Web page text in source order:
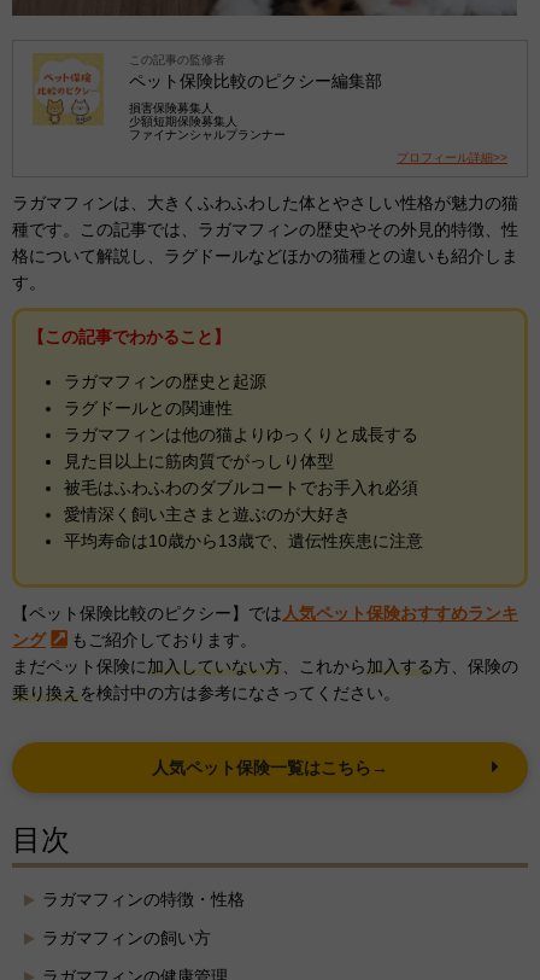
この記事の監修者
ペット保険比較のピクシー編集部
損害保険募集人
少額短期保険募集人
ファイナンシャルプランナー
プロフィール詳細>>
ラガマフィンは、大きくふわふわした体とやさしい性格が魅力の猫
種です。この記事では、ラガマフィンの歴史やその外見的特徴、性
格について解説し、ラグドールなどほかの猫種との違いも紹介しま
す。
【この記事でわかること】
ラガマフィンの歴史と起源
ラグドールとの関連性
ラガマフィンは他の猫よりゆっくりと成長する
見た目以上に筋肉質でがっしり体型
被毛はふわふわのダブルコートでお手入れ必須
愛情深く飼い主さまと遊ぶのが大好き
平均寿命は10歳から13歳で、遺伝性疾患に注意
【ペット保険比較のピクシー】では人気ペット保険おすすめランキ
ング
もご紹介しております。
まだペット保険に加入していない方、これから加入する方、保険の
乗り換えを検討中の方は参考になさってください。
人気ペット保険一覧はこちら→
目次
ラガマフィンの特徴・性格
ラガマフィンの飼い方